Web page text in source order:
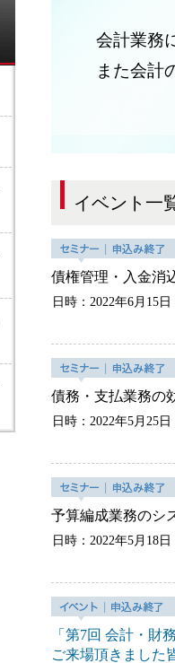
会計業務
また会計
イベント一
債権管理・入金消
日時：2022年6月15
債務・支払業務の
日時：2022年5月25
予算編成業務のシ
日時：2022年5月18
「第7回 会計・財
ご来場頂きました